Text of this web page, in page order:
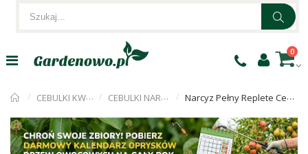
0
CEBULKI KWIATÓW CEBULKI NARCYZÓW Narcyz Pełny Replete Cebulka 5szt